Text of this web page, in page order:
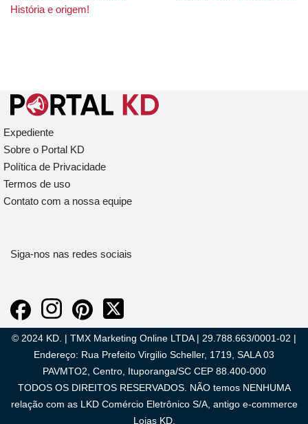
História e origem!
Expediente
Sobre o Portal KD
Política de Privacidade
Termos de uso
Contato com a nossa equipe
Siga-nos nas redes sociais
© 2024 KD. | TMX Marketing Online LTDA | 29.788.663/0001-02 |
Endereço: Rua Prefeito Virgilio Scheller, 1719, SALA 03
PAVMTO2, Centro, Ituporanga/SC CEP 88.400-000
TODOS OS DIREITOS RESERVADOS. NÃO temos NENHUMA
relação com as LKD Comércio Eletrônico S/A, antigo e-commerce
Lojas KD.